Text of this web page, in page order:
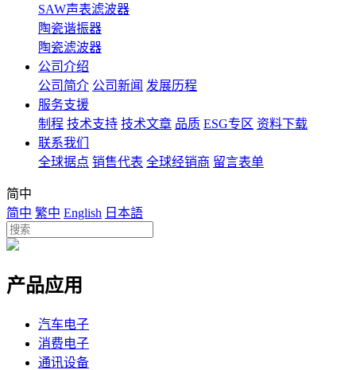
SAW声表滤波器
陶瓷谐振器
陶瓷滤波器
公司介绍
公司简介 公司新闻 发展历程
服务支援
制程 技术支持 技术文章 品质 ESG专区 资料下载
联系我们
全球据点 销售代表 全球经销商 留言表单
简中
简中 繁中 English 日本語
产品应用
汽车电子
消费电子
通讯设备